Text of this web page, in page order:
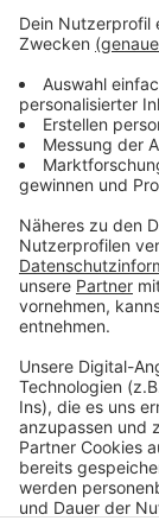
Topic, A7S -
Anzeige
Anzeige